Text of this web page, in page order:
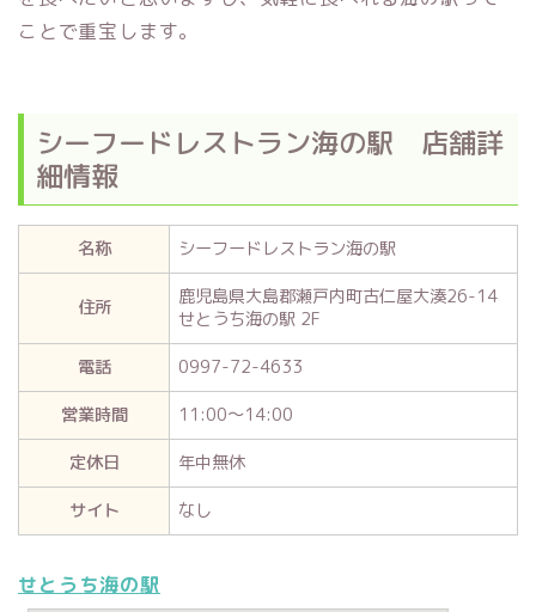
ことで重宝します。
シーフードレストラン海の駅 店舗詳
細情報
名称 シーフードレストラン海の駅
住所
鹿児島県大島郡瀬戸内町古仁屋大湊26-14
せとうち海の駅 2F
電話
0997-72-4633
営業時間
11:00～14:00
定休日
年中無休
サイト
なし
せとうち海の駅